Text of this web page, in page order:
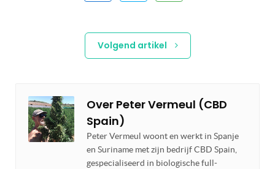
Volgend artikel
Over Peter Vermeul (CBD
Spain)
Peter Vermeul woont en werkt in Spanje
en Suriname met zijn bedrijf CBD Spain,
gespecialiseerd in biologische full-